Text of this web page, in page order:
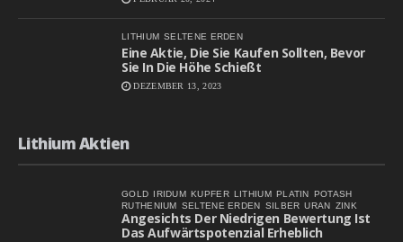
LITHIUM SELTENE ERDEN
Eine Aktie, Die Sie Kaufen Sollten, Bevor
Sie In Die Höhe Schießt
DEZEMBER 13, 2023
Lithium Aktien
GOLD IRIDUM KUPFER LITHIUM PLATIN POTASH
RUTHENIUM SELTENE ERDEN SILBER URAN ZINK
Angesichts Der Niedrigen Bewertung Ist
Das Aufwärtspotenzial Erheblich